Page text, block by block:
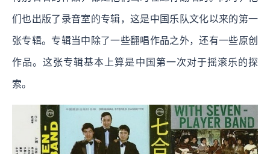
们也出版了录音室的专辑，这是中国乐队文化以来的第一
张专辑。专辑当中除了一些翻唱作品之外，还有一些原创
作品。这张专辑基本上算是中国第一次对于摇滚乐的探
索。